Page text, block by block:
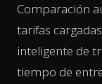
Comparación
tarifas
inteligente de
tiempo de